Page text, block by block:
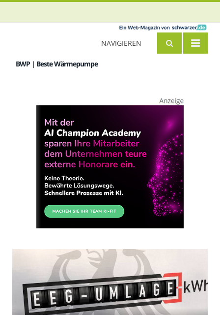
BWP | Beste Wärmepumpe
NAVIGIEREN